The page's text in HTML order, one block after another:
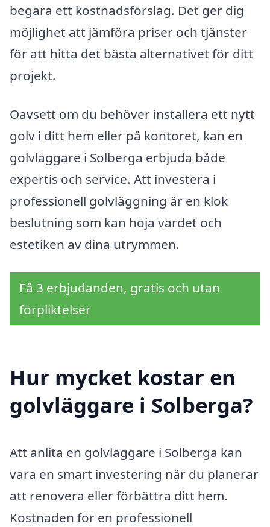
begära ett kostnadsförslag. Det ger dig
möjlighet att jämföra priser och tjänster
för att hitta det bästa alternativet för ditt
projekt.
Oavsett om du behöver installera ett nytt
golv i ditt hem eller på kontoret, kan en
golvläggare i Solberga erbjuda både
expertis och service. Att investera i
professionell golvläggning är en klok
beslutning som kan höja värdet och
estetiken av dina utrymmen.
Få 3 erbjudanden, gratis och utan
förpliktelser
Hur mycket kostar en
golvläggare i Solberga?
Att anlita en golvläggare i Solberga kan
vara en smart investering när du planerar
att renovera eller förbättra ditt hem.
Kostnaden för en professionell